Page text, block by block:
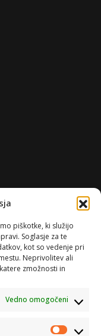
piškotke, ki služijo
Soglasje za te
kot so vedenje pri
Neprivolitev ali
zmožnosti in
Vedno omogočeni